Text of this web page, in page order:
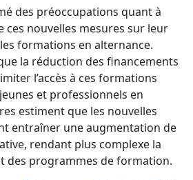
des préoccupations quant à
ces nouvelles mesures sur leur
formations en alternance.
la réduction des financements
l’accès à ces formations
et professionnels en
estiment que les nouvelles
entraîner une augmentation de
rendant plus complexe la
des programmes de formation.